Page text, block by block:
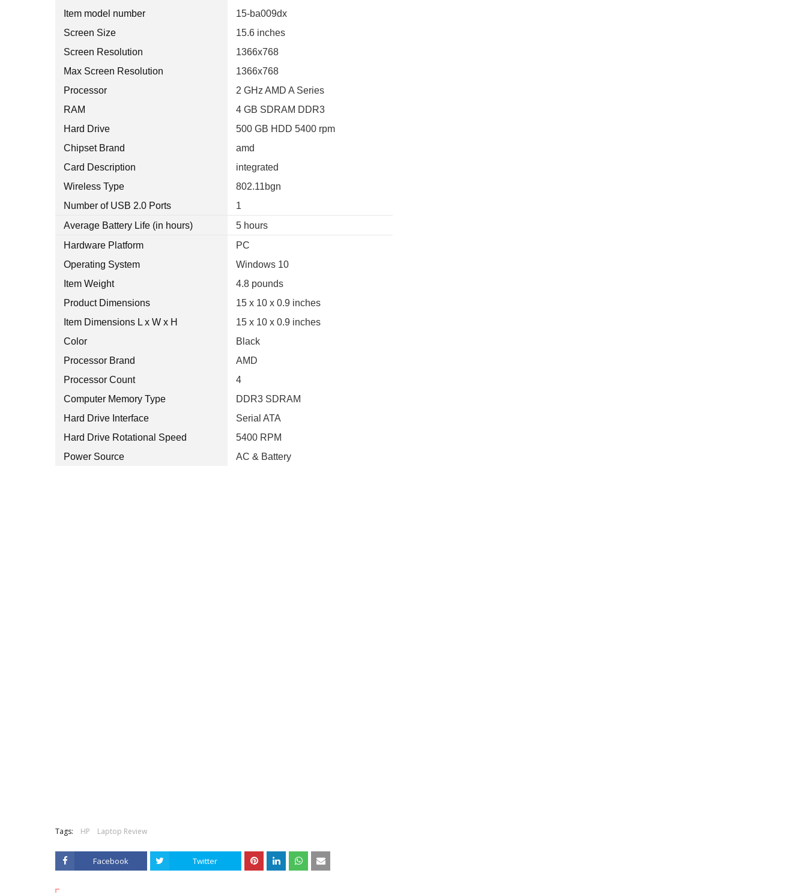
Item model number
15-ba009dx
Screen Size
15.6 inches
Screen Resolution
1366x768
Max Screen Resolution
1366x768
Processor
2 GHz AMD A Series
RAM
4 GB SDRAM DDR3
Hard Drive
500 GB HDD 5400 rpm
Chipset Brand
amd
Card Description
integrated
Wireless Type
802.11bgn
Number of USB 2.0 Ports
1
Average Battery Life (in hours)
5 hours
Hardware Platform
PC
Operating System
Windows 10
Item Weight
4.8 pounds
Product Dimensions
15 x 10 x 0.9 inches
Item Dimensions L x W x H
15 x 10 x 0.9 inches
Color
Black
Processor Brand
AMD
Processor Count
4
Computer Memory Type
DDR3 SDRAM
Hard Drive Interface
Serial ATA
Hard Drive Rotational Speed
5400 RPM
Power Source
AC & Battery
Tags: HP Laptop Review
Facebook Twitter